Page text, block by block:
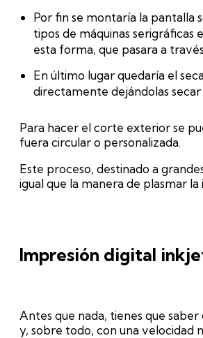
Por fin se montaría la pantalla
tipos de máquinas
esta forma, que pasara a
En último lugar quedaría el
directamente dejándolas
Para hacer el corte exterior se
fuera circular o personalizada.
Este proceso, destinado a
igual que la manera de plasmar
Impresión digital
Antes que nada, tienes que
y, sobre todo, con una velocidad